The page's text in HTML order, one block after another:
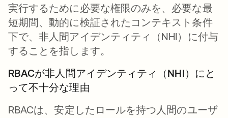
実行するために必要な権限のみを、必要な最
短期間、動的に検証されたコンテキスト条件
下で、非人間アイデンティティ（NHI）に付与
することを指します。
RBACが非人間アイデンティティ（NHI）にと
って不十分な理由
RBACは、安定したロールを持つ人間のユーザ